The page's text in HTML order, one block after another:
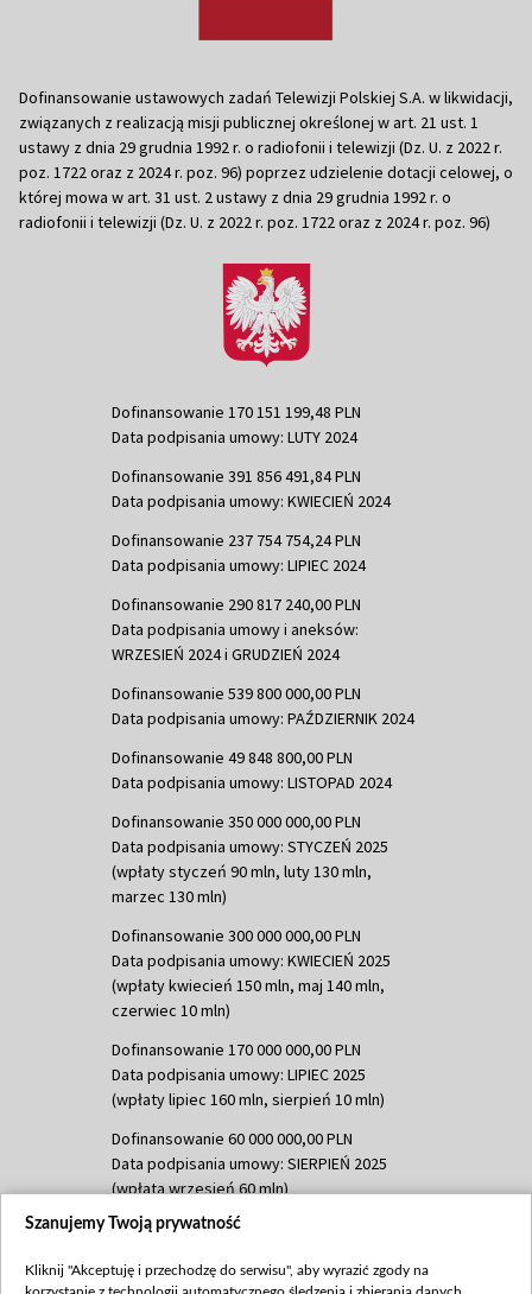
Dofinansowanie ustawowych zadań Telewizji Polskiej S.A. w likwidacji,
związanych z realizacją misji publicznej określonej w art. 21 ust. 1
ustawy z dnia 29 grudnia 1992 r. o radiofonii i telewizji (Dz. U. z 2022 r.
poz. 1722 oraz z 2024 r. poz. 96) poprzez udzielenie dotacji celowej, o
której mowa w art. 31 ust. 2 ustawy z dnia 29 grudnia 1992 r. o
radiofonii i telewizji (Dz. U. z 2022 r. poz. 1722 oraz z 2024 r. poz. 96)
Dofinansowanie 170 151 199,48 PLN
Data podpisania umowy: LUTY 2024
Dofinansowanie 391 856 491,84 PLN
Data podpisania umowy: KWIECIEŃ 2024
Dofinansowanie 237 754 754,24 PLN
Data podpisania umowy: LIPIEC 2024
Dofinansowanie 290 817 240,00 PLN
Data podpisania umowy i aneksów:
WRZESIEŃ 2024 i GRUDZIEŃ 2024
Dofinansowanie 539 800 000,00 PLN
Data podpisania umowy: PAŹDZIERNIK 2024
Dofinansowanie 49 848 800,00 PLN
Data podpisania umowy: LISTOPAD 2024
Dofinansowanie 350 000 000,00 PLN
Data podpisania umowy: STYCZEŃ 2025
(wpłaty styczeń 90 mln, luty 130 mln,
marzec 130 mln)
Dofinansowanie 300 000 000,00 PLN
Data podpisania umowy: KWIECIEŃ 2025
(wpłaty kwiecień 150 mln, maj 140 mln,
czerwiec 10 mln)
Dofinansowanie 170 000 000,00 PLN
Data podpisania umowy: LIPIEC 2025
(wpłaty lipiec 160 mln, sierpień 10 mln)
Dofinansowanie 60 000 000,00 PLN
Data podpisania umowy: SIERPIEŃ 2025
(wpłata wrzesień 60 mln)
Dofinansowanie 635 783 051,21 PLN
(wpłata wrzesień 100 mln, październik 350
Szanujemy Twoją prywatność
Kliknij "Akceptuję i przechodzę do serwisu", aby wyrazić zgody na